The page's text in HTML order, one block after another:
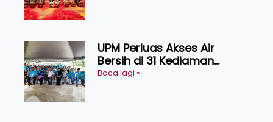
UPM Perluas Akses Air
Bersih di 31 Kediaman
Orang Asli Tasik Chini
Baca lagi »